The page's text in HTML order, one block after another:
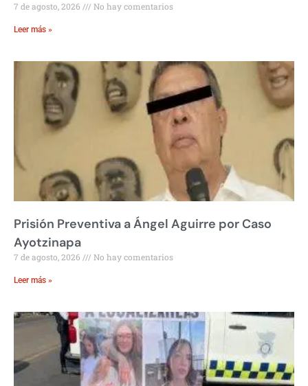
7 de agosto, 2026 No hay comentarios
Leer más »
Prisión Preventiva a Ángel Aguirre por Caso
Ayotzinapa
7 de agosto, 2026 No hay comentarios
Leer más »